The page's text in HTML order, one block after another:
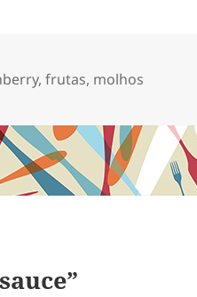
,frutas, molhos